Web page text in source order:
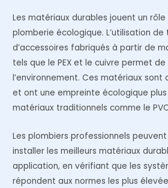
Les matériaux durables jouent un
plomberie écologique. L’utilisation de
d’accessoires fabriqués à partir de
tels que le PEX et le cuivre permet de
l’environnement. Ces matériaux sont
et ont une empreinte écologique
matériaux traditionnels comme le
Les plombiers professionnels
installer les meilleurs matériaux
application, en vérifiant que les
répondent aux normes les plus